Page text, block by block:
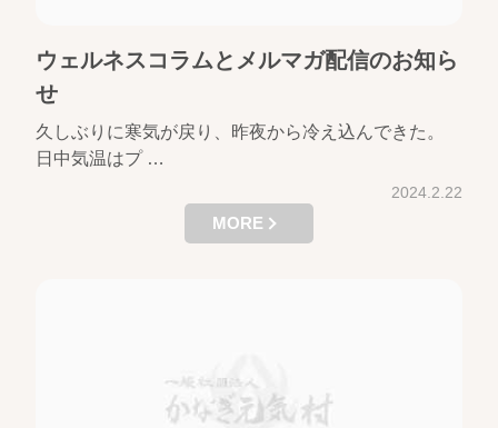
ウェルネスコラムとメルマガ配信のお知ら
せ
久しぶりに寒気が戻り、昨夜から冷え込んできた。
日中気温はプ …
2024.2.22
MORE